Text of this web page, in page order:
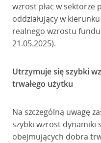
wzrost płac w
oddziałujący w
realnego wzrostu
21.05.2025).
Utrzymuje się szybki
trwałego użytku
Na szczególną uwagę
szybki wzrost dynamiki
obejmujących dobra